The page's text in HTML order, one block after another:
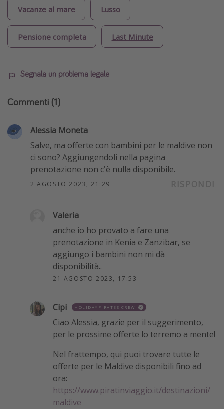
Vacanze al mare Lusso
Pensione completa Last Minute
Segnala un problema legale
Commenti (1)
Alessia Moneta
Salve, ma offerte con bambini per le maldive non
ci sono? Aggiungendoli nella pagina
prenotazione non c'è nulla disponibile.
2 AGOSTO 2023, 21:29
Valeria
anche io ho provato a fare una
prenotazione in Kenia e Zanzibar, se
aggiungo i bambini non mi dà
disponibilità..
21 AGOSTO 2023, 17:53
Cipi HOLIDAYPIRATES CREW
Ciao Alessia, grazie per il suggerimento,
per le prossime offerte lo terremo a mente!
Nel frattempo, qui puoi trovare tutte le
offerte per le Maldive disponibili fino ad
ora:
https://www.piratinviaggio.it/destinazioni/
maldive